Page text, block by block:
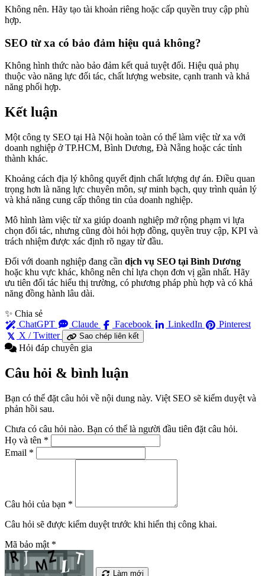
Không nên. Hãy tạo tài khoản riêng hoặc cấp quyền truy cập phù
hợp.
SEO từ xa có bảo đảm hiệu quả không?
Không hình thức nào bảo đảm kết quả tuyệt đối. Hiệu quả phụ
thuộc vào năng lực đối tác, chất lượng website, cạnh tranh và khả
năng phối hợp.
Kết luận
Một công ty SEO tại Hà Nội hoàn toàn có thể làm việc từ xa với
doanh nghiệp ở TP.HCM, Bình Dương, Đà Nẵng hoặc các tỉnh
thành khác.
Khoảng cách địa lý không quyết định chất lượng dự án. Điều quan
trọng hơn là năng lực chuyên môn, sự minh bạch, quy trình quản lý
và khả năng cung cấp thông tin của doanh nghiệp.
Mô hình làm việc từ xa giúp doanh nghiệp mở rộng phạm vi lựa
chọn đối tác, nhưng cũng đòi hỏi hợp đồng, quyền truy cập, KPI và
trách nhiệm được xác định rõ ngay từ đầu.
Đối với doanh nghiệp đang cần dịch vụ SEO tại Bình Dương
hoặc khu vực khác, không nên chỉ lựa chọn đơn vị gần nhất. Hãy
ưu tiên đối tác hiểu thị trường, có phương pháp phù hợp và có khả
năng đồng hành lâu dài.
✨ Chia sẻ
ChatGPT
Claude Facebook LinkedIn
Pinterest
X / Twitter
Sao chép liên kết
Hỏi đáp chuyên gia
Câu hỏi & bình luận
Bạn có thể đặt câu hỏi về nội dung này. Việt SEO sẽ kiểm duyệt và
phản hồi sau.
Chưa có câu hỏi nào. Bạn có thể là người đầu tiên đặt câu hỏi.
Họ và tên *
Email *
Câu hỏi của bạn *
Câu hỏi sẽ được kiểm duyệt trước khi hiển thị công khai.
Mã bảo mật *
Làm mới